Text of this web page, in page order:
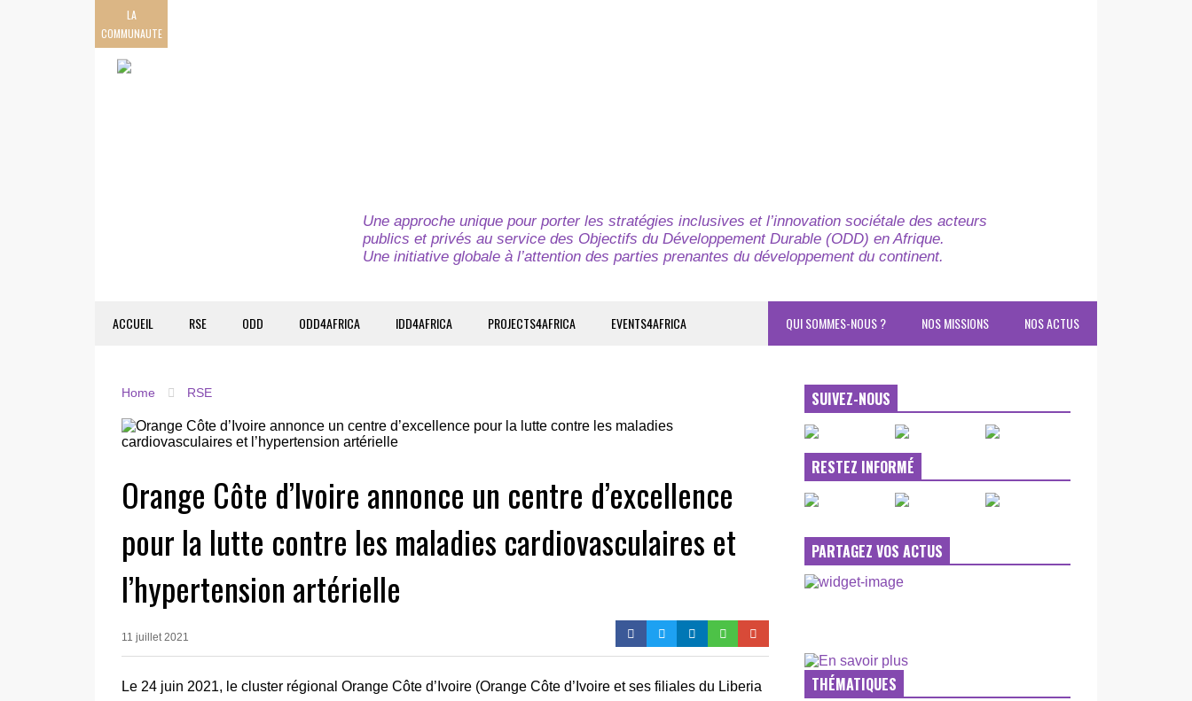
LA
COMMUNAUTE
Une approche unique pour porter les stratégies inclusives et l’innovation sociétale des acteurs
publics et privés au service des Objectifs du Développement Durable (ODD) en Afrique.
Une initiative globale à l’attention des parties prenantes du développement du continent.
ACCUEIL RSE ODD ODD4AFRICA IDD4AFRICA PROJECTS4AFRICA EVENTS4AFRICA NOS ACTUS
NOS MISSIONS
QUI SOMMES-NOUS ?
Home RSE
Orange Côte d’Ivoire annonce un centre d’excellence
pour la lutte contre les maladies cardiovasculaires et
l’hypertension artérielle
11 juillet 2021
Le 24 juin 2021, le cluster régional Orange Côte d’Ivoire (Orange Côte d’Ivoire et ses filiales du Liberia
SUIVEZ-NOUS
RESTEZ INFORMÉ
PARTAGEZ VOS ACTUS
THÉMATIQUES